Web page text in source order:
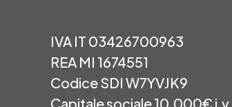
IVA IT 03426700963
REA MI 1674551
Codice SDI W7YVJK9
Capitale sociale 10.000€ i.v.